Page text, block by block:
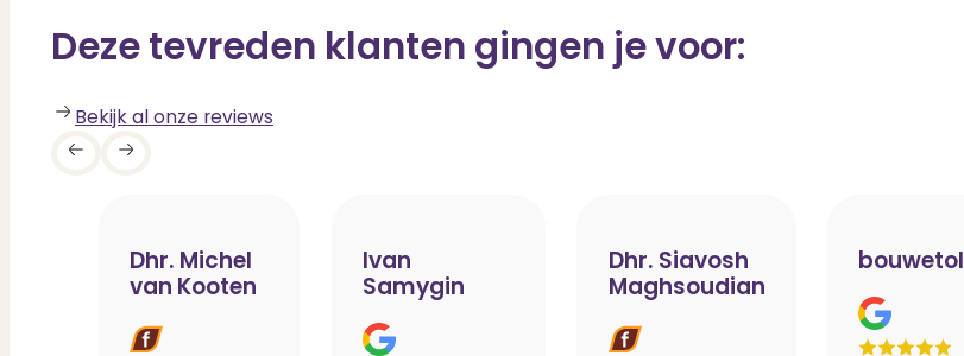
Deze tevreden klanten gingen je voor:
Bekijk al onze reviews
Dhr. Michel
van Kooten
Ivan
Samygin
Dhr. Siavosh
Maghsoudian
bouwetol